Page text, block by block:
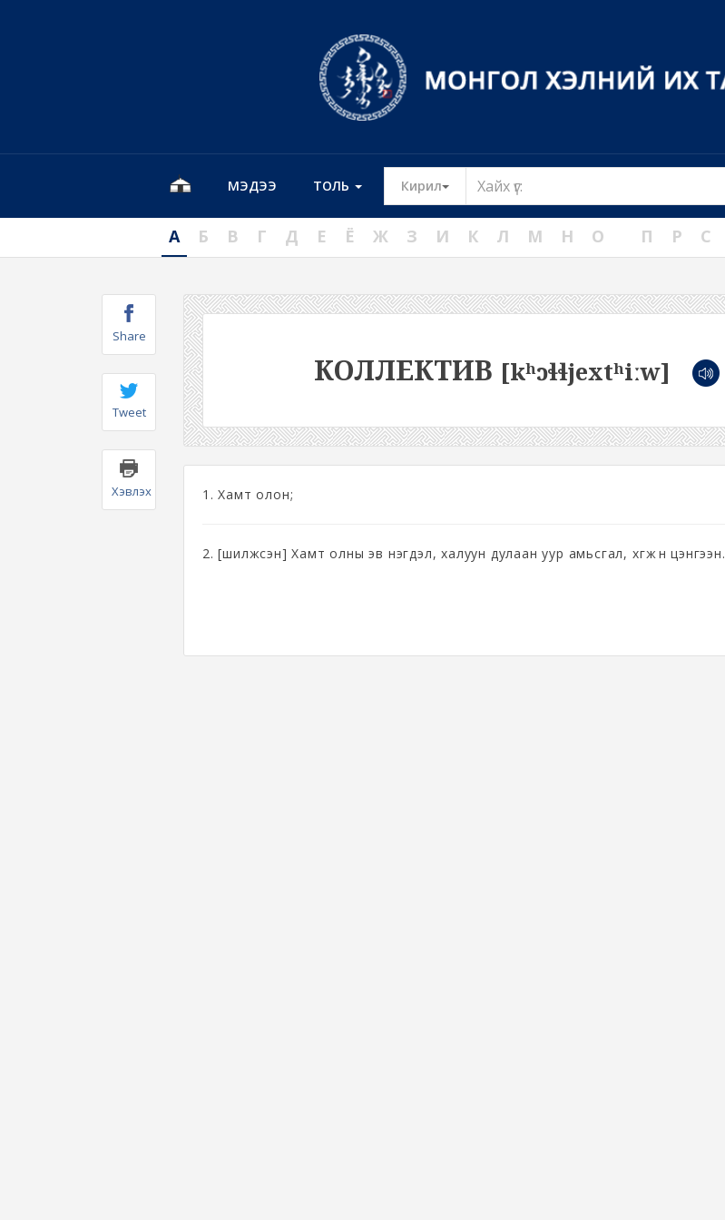
МЭДЭЭ ТОЛЬ Кирил Toggle Dropdown
А Б В Г Д Е Ё Ж З И К Л М Н О П Р С
Share
Tweet
Хэвлэх
КОЛЛЕКТИВ [kʰɔɬɬjextʰiːw]
1. Хамт олон;
2. [шилжсэн] Хамт олны эв нэгдэл, халуун дулаан уур амьсгал, хөгжөөн цэнгээн.